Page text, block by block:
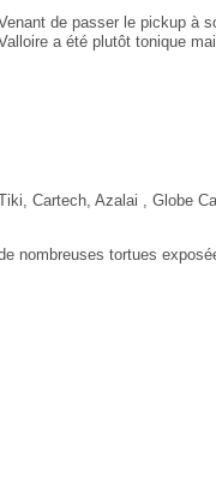
de passer le pickup à
a été plutôt tonique
Cartech, Azalai , Globe
nombreuses tortues